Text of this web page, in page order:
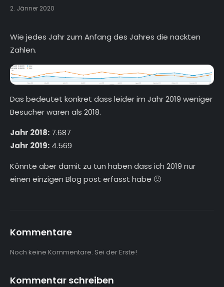
2. Jänner 2020
Wie jedes Jahr zum Anfang des Jahres die nackten
Zahlen.
Das bedeutet konkret dass leider im Jahr 2019 weniger
Besucher waren als 2018.
Jahr 2018: 7.687
Jahr 2019: 4.569
Könnte aber damit zu tun haben dass ich 2019 nur
einen einzigen Blog post erfasst habe 🙂
Kommentare
Noch keine Kommentare. Sei der Erste!
Kommentar schreiben